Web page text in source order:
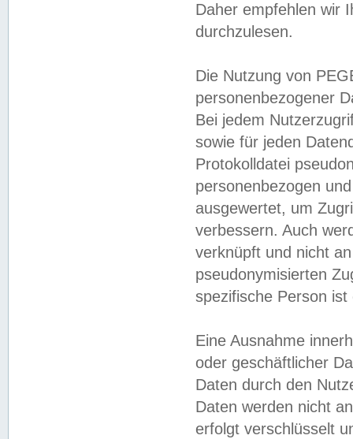
Daher empfehlen wir
durchzulesen.
Die Nutzung von
personenbezogener
Bei jedem
sowie für jeden
Protokolldatei
personenbezogen
ausgewertet, um
verbessern. Auch
verknüpft und nicht
pseudonymisierten
spezifische Person
Eine Ausnahme
oder geschäftlicher
Daten durch den
Daten werden nicht
erfolgt verschlüsselt